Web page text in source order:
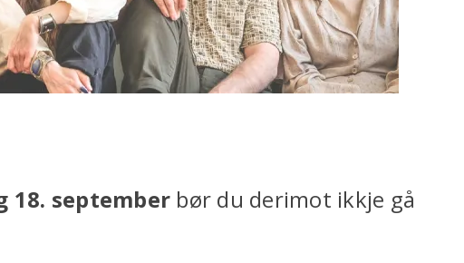
18. september bør du derimot ikkje gå